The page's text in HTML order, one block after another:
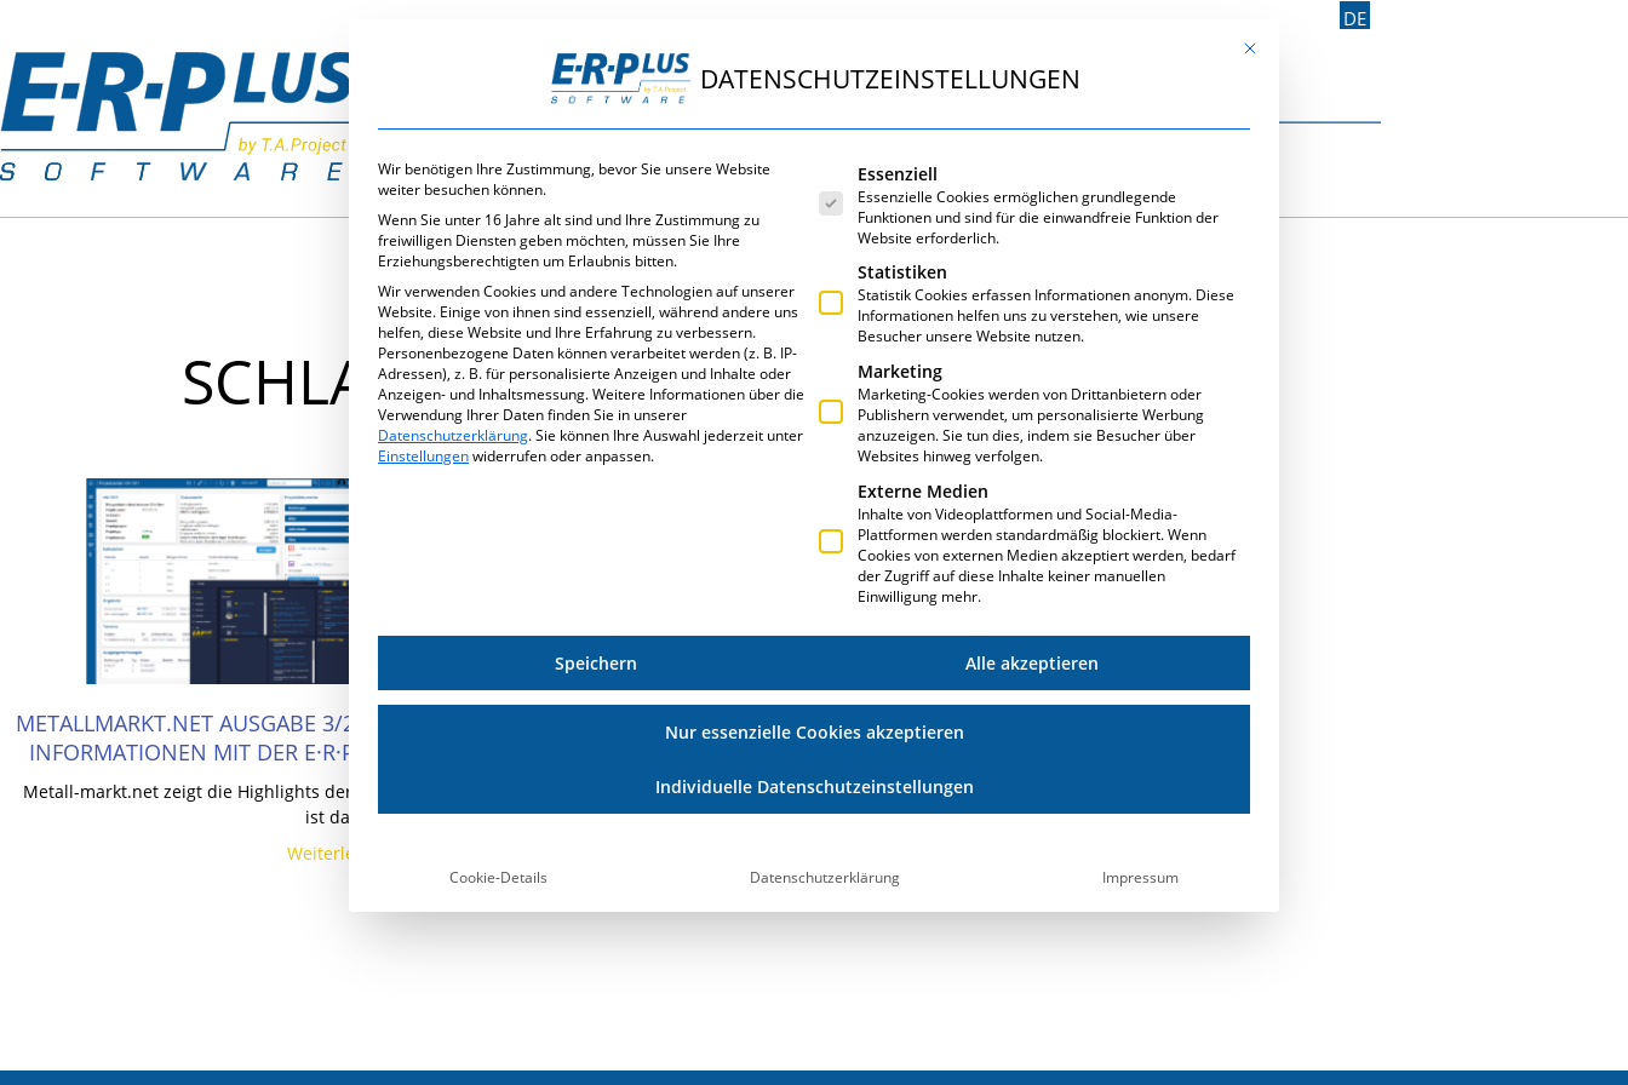
DE
SCHLAGWORT: CLOUD COMPUTING
METALLMARKT.NET AUSGABE 3/2021 – SCHNELLER ZUGRIFF AUF
INFORMATIONEN MIT DER E·R·PLUS.CLOUD VON T.A.PROJECT
Metall-markt.net zeigt die Highlights der Metallsoftware Süd: Die ERPlus.Cloud
ist dabei!
Weiterlesen »
Mit diesem Button wird der Dialog geschlossen. Seine
DATENSCHUTZEINSTELLUNGEN
Wir benötigen Ihre Zustimmung, bevor Sie unsere Website
weiter besuchen können.
Wenn Sie unter 16 Jahre alt sind und Ihre Zustimmung zu
freiwilligen Diensten geben möchten, müssen Sie Ihre
Erziehungsberechtigten um Erlaubnis bitten.
Wir verwenden Cookies und andere Technologien auf unserer
Website. Einige von ihnen sind essenziell, während andere uns
helfen, diese Website und Ihre Erfahrung zu verbessern.
Personenbezogene Daten können verarbeitet werden (z. B. IP-
Adressen), z. B. für personalisierte Anzeigen und Inhalte oder
Anzeigen- und Inhaltsmessung.Weitere Informationen über die
Verwendung Ihrer Daten finden Sie in unserer
Datenschutzerklärung.Sie können Ihre Auswahl jederzeit unter
Einstellungenwiderrufen oder anpassen.
Es folgt eine Liste der Service-Gruppen, für die eine Einwilligung erteilt werden kann.
Essenziell
Essenzielle Cookies ermöglichen grundlegende
Funktionen und sind für die einwandfreie Funktion der
Website erforderlich.
Statistiken
Statistik Cookies erfassen Informationen anonym. Diese
Informationen helfen uns zu verstehen, wie unsere
Besucher unsere Website nutzen.
Marketing
Marketing-Cookies werden von Drittanbietern oder
Publishern verwendet, um personalisierte Werbung
anzuzeigen. Sie tun dies, indem sie Besucher über
Websites hinweg verfolgen.
Externe Medien
Inhalte von Videoplattformen und Social-Media-
Plattformen werden standardmäßig blockiert. Wenn
Cookies von externen Medien akzeptiert werden, bedarf
der Zugriff auf diese Inhalte keiner manuellen
Einwilligung mehr.
Speichern Alle akzeptieren
Nur essenzielle Cookies akzeptieren
Individuelle Datenschutzeinstellungen
Cookie-Details Datenschutzerklärung Impressum